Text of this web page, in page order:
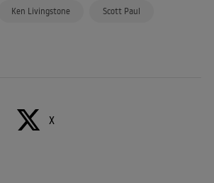
Ken Livingstone Scott Paul
X